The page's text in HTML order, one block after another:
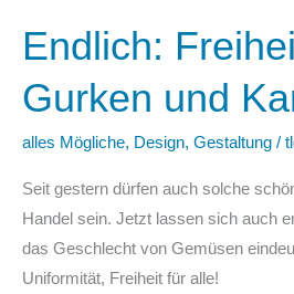
Endlich:
Gurken und
alles Mögliche, Design, Gestaltung /
Seit gestern dürfen auch solche
Handel sein. Jetzt lassen sich auch
das Geschlecht von Gemüsen
Uniformität, Freiheit für alle!
Endlich:
Freiheit
für
und
Karotten